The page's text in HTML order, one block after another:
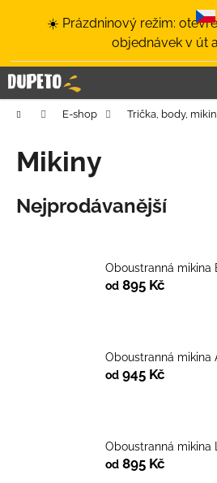
☀️ Prázdninový režim:
objednávek v út
Domů E-shop Trička, body,
Mikiny
Nejprodávanější
Oboustranná mikina
od 895 Kč
Oboustranná mikina
od 945 Kč
Oboustranná mikina
od 895 Kč
í
k C
o
o
t
ř
e